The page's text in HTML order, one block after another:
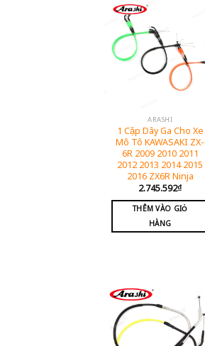
ARASHI
1 Cặp Dây Ga Cho Xe
Mô Tô KAWASAKI ZX-
6R 2009 2010 2011
2012 2013 2014 2015
2016 ZX6R Ninja
2.745.592₫
THÊM VÀO GIỎ
HÀNG